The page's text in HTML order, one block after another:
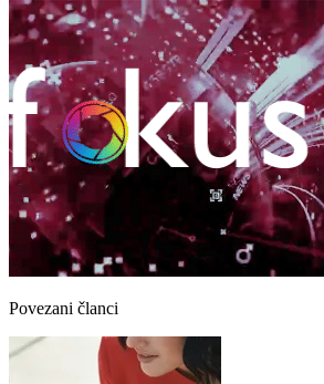
Povezani članci